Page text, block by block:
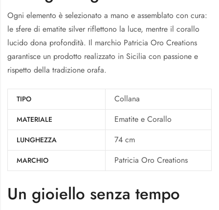
Ogni elemento è selezionato a mano e assemblato con cura:
le sfere di ematite silver riflettono la luce, mentre il corallo
lucido dona profondità. Il marchio Patricia Oro Creations
garantisce un prodotto realizzato in Sicilia con passione e
rispetto della tradizione orafa.
TIPO Collana
MATERIALE Ematite e Corallo
LUNGHEZZA 74 cm
MARCHIO Patricia Oro Creations
Un gioiello senza tempo